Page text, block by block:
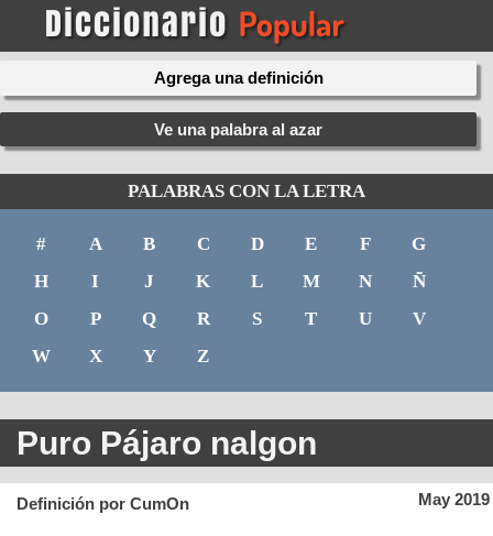
Agrega una definición
Ve una palabra al azar
PALABRAS CON LA LETRA
# A B C D E F
G
H
I J K L M N
Ñ
O
P Q R S T U
V
W
X Y Z
Puro Pájaro nalgon
May 2019
Definición por CumOn